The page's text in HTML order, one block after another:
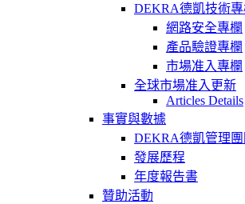
DEKRA德凱技術專
網路安全專欄
產品驗證專欄
市場准入專欄
全球市場准入更新
Articles Details
事實與數據
DEKRA德凱管理
發展歷程
年度報告書
贊助活動